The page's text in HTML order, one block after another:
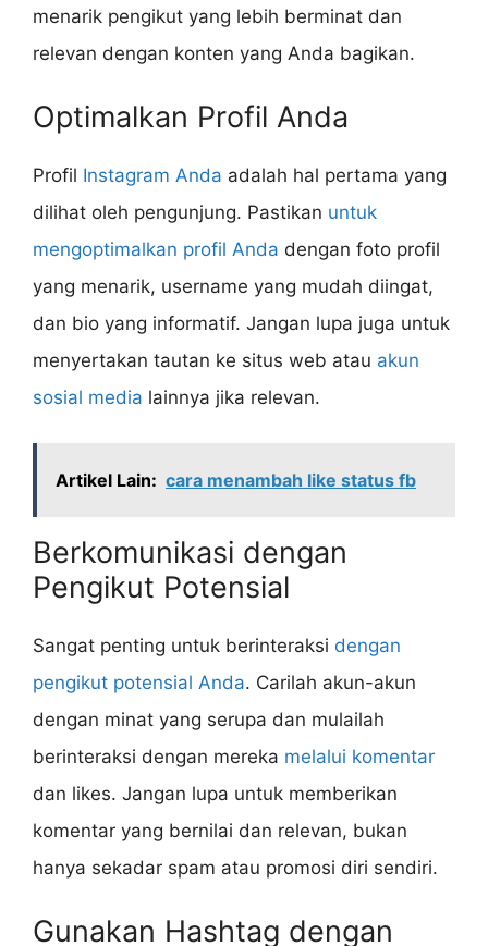
menarik pengikut yang lebih berminat dan
relevan dengan konten yang Anda bagikan.
Optimalkan Profil Anda
Profil Instagram Anda adalah hal pertama yang
dilihat oleh pengunjung. Pastikan untuk
mengoptimalkan profil Anda dengan foto profil
yang menarik, username yang mudah diingat,
dan bio yang informatif. Jangan lupa juga untuk
menyertakan tautan ke situs web atau akun
sosial media lainnya jika relevan.
Artikel Lain: cara menambah like status fb
Berkomunikasi dengan
Pengikut Potensial
Sangat penting untuk berinteraksi dengan
pengikut potensial Anda. Carilah akun-akun
dengan minat yang serupa dan mulailah
berinteraksi dengan mereka melalui komentar
dan likes. Jangan lupa untuk memberikan
komentar yang bernilai dan relevan, bukan
hanya sekadar spam atau promosi diri sendiri.
Gunakan Hashtag dengan